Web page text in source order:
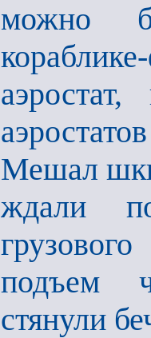
можно
Мешал
ждали
подъем
стянули